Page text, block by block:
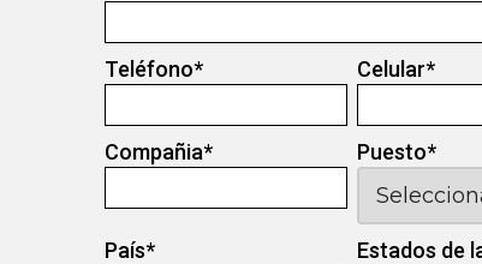
Teléfono* Celular*
Compañia* Puesto*
País* Estados de